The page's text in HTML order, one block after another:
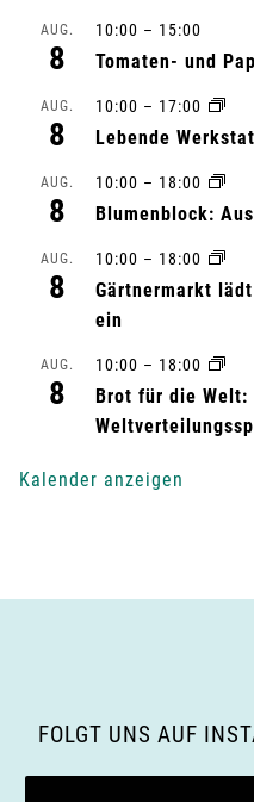
-
a
AUG.
8
10:00 – 15:00
Tomaten- und
AUG.
8
10:00 – 17:00
Lebende
AUG.
8
10:00 – 18:00
Blumenblock:
AUG.
8
10:00 – 18:00
Gärtnermarkt
ein
AUG.
8
10:00 – 18:00
Brot für die Welt:
Kalender anzeigen
FOLGT UNS AUF